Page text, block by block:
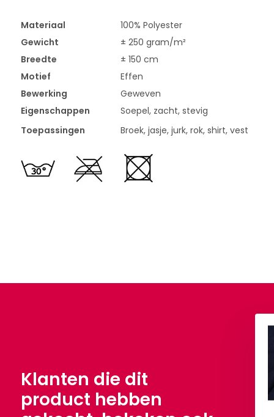
Materiaal
100% Polyester
Gewicht
± 250 gram/m²
Breedte
± 150 cm
Motief
Effen
Bewerking
Geweven
Eigenschappen
Soepel, zacht, stevig
Toepassingen
Broek, jasje, jurk, rok, shirt, vest
Klanten die dit
product hebben